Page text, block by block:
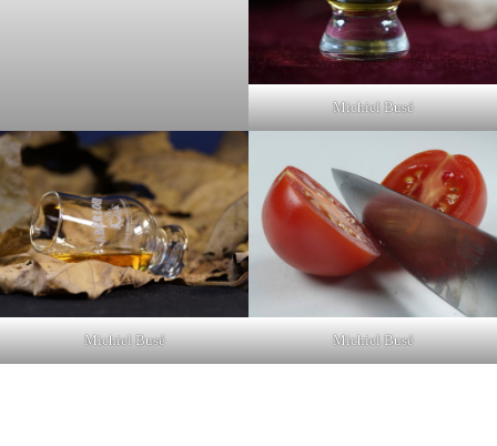
Michiel Busé
Michiel Busé Michiel Busé